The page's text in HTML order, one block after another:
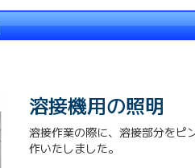
溶接機用の照明
溶接作業の際に、溶接部分をピ
作いたしました。